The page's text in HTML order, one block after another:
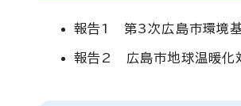
報告1 第3次広島市環境基
報告2 広島市地球温暖化